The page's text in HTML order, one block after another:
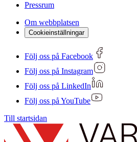
Pressrum
Om webbplatsen
Cookieinställningar
Följ oss på Facebook
Följ oss på Instagram
Följ oss på LinkedIn
Följ oss på YouTube
Till startsidan